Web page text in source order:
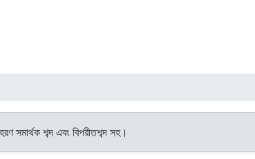
সমার্থক শব্দ এবং বিপরীতশব্দ সহ।